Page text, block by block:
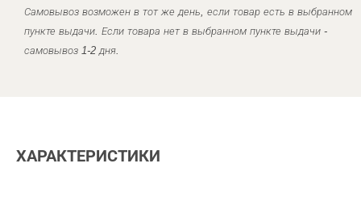
Самовывоз возможен в тот же день, если товар есть в выбранном
пункте выдачи. Если товара нет в выбранном пункте выдачи -
самовывоз 1-2 дня.
ХАРАКТЕРИСТИКИ